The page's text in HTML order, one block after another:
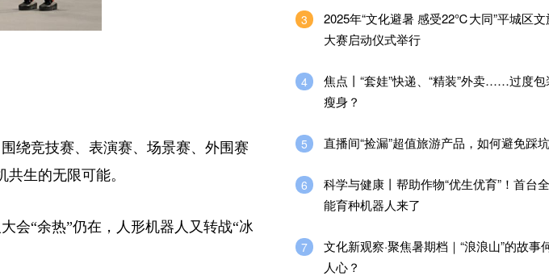
绕竞技赛、表演赛、场景赛、外围赛
生的无限可能。
“余热”仍在，人形机器人又转战“冰
3
2025年“文化避暑 感受22℃大同”平城区
大赛启动仪式举行
4
焦点丨“套娃”快递、“精装”外卖……过度
瘦身？
5 直播间“捡漏”超值旅游产品，如何避免踩
6
科学与健康丨帮助作物“优生优育”！首台
能育种机器人来了
7
文化新观察·聚焦暑期档｜“浪浪山”的故事
人心？